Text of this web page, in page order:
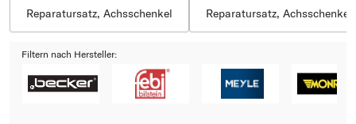
Oder Fahrzeugauswahl nach Kriterien:
Hersteller wählen
Modell wählen
Reparatursatz, Achsschenkel Reparatursatz,
Filtern nach Hersteller: